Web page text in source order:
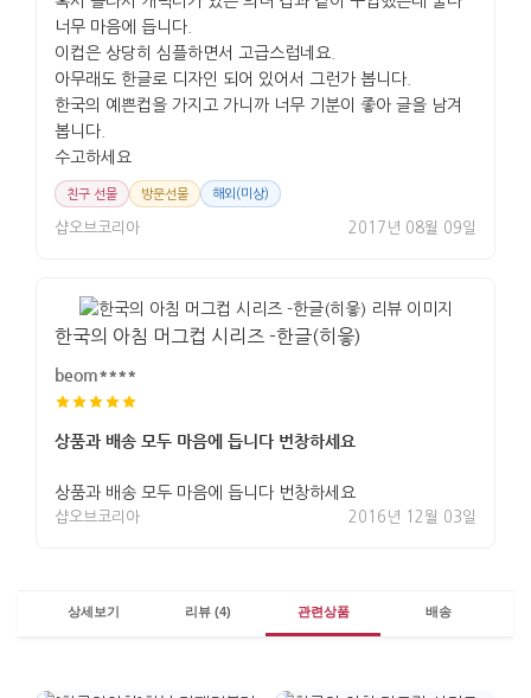
너무 마음에 듭니다.
이컵은 상당히 심플하면서 고급스럽네요.
아무래도 한글로 디자인 되어 있어서 그런가 봅니다.
한국의 예쁜컵을 가지고 가니까 너무 기분이 좋아 글을 남겨
봅니다.
수고하세요
친구 선물 방문선물 해외(미상)
샵오브코리아 2017년 08월 09일
한국의 아침 머그컵 시리즈 -한글(히읗)
beom****
상품과 배송 모두 마음에 듭니다 번창하세요
상품과 배송 모두 마음에 듭니다 번창하세요
샵오브코리아 2016년 12월 03일
상세보기 리뷰 (4) 관련상품 배송